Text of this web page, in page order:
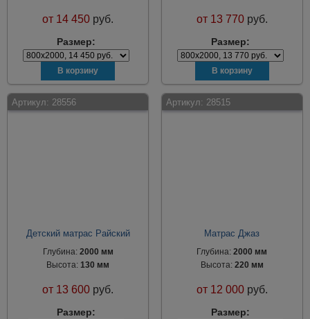
от 14 450 руб.
Размер:
от13 770 руб.
Размер:
Артикул: 28556
Детский матрас Райский
Глубина: 2000 мм
Высота:130 мм
от 13 600 руб.
Размер:
Артикул: 28515
Матрас Джаз
Глубина:2000 мм
Высота: 220 мм
от12 000 руб.
Размер: